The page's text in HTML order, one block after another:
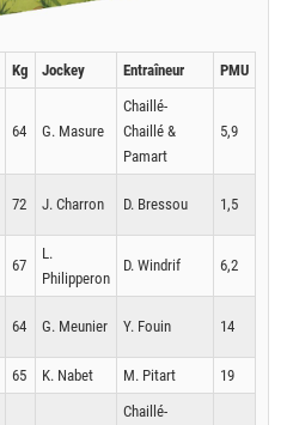
Kg Jockey Entraîneur PMU
64 G. Masure
Chaillé-
Chaillé &
Pamart
5,9
72 J. Charron D. Bressou 1,5
67
L.
Philipperon
D. Windrif 6,2
64 G. Meunier Y. Fouin 14
65 K. Nabet M. Pitart 19
Chaillé-